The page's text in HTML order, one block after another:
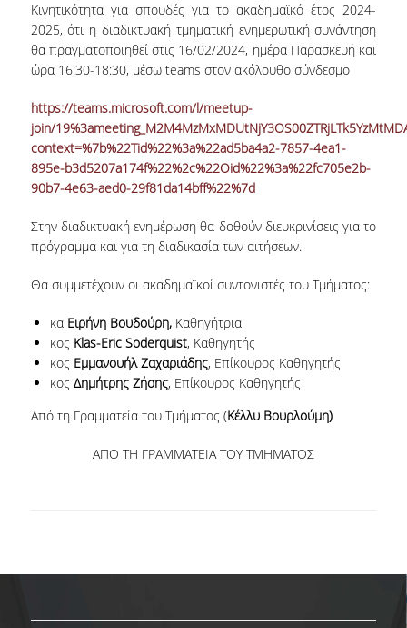
TESTIMONIALS
ΒΡΑΒΕΙΑ ΕΞΑΙΡΕΤΙΚΗΣ ΕΠΙΔΟΣΗΣ ΣΤΗ
ΔΙΔΑΣΚΑΛΙΑ
ΑΝΘΡΩΠΙΝΟ ΔΥΝΑΜΙΚΟ
ΠΡΟΣΩΠΙΚΟ ΤΟΥ ΤΜΗΜΑΤΟΣ
ΜΕΛΗ ΔΕΠ
ΕΠΙΤΙΜΟΙ ΔΙΔΑΚΤΟΡΕΣ
ΕΠΙΣΚΕΠΤΕΣ ΚΑΘΗΓΗΤΕΣ
ΜΕΛΗ Ε.ΔΙ.Π.
ΜΕΛΗ Ε.Τ.Ε.Π.
ΔΙΟΙΚΗΤΙΚΟ ΠΡΟΣΩΠΙΚΟ
ΜΕΤΑΔΙΔΑΚΤΟΡΙΚΟΙ ΕΡΕΥΝΗΤΕΣ
Κινητικότητα για σπουδές για το ακαδημαϊκό έτος 2024-
2025, ότι η διαδικτυακή τμηματική ενημερωτική συνάντηση
θα πραγματοποιηθεί στις 16/02/2024, ημέρα Παρασκευή και
ώρα 16:30-18:30, μέσω teams στον ακόλουθο σύνδεσμο
https://teams.microsoft.com/l/meetup-
join/
context=%7b%22Tid%22%3a%22ad5ba4a2-7857-4ea1-
895e-b3d5207a174f%22%2c%22Oid%22%3a%22fc705e2b-
90b7-4e63-aed0-29f81da14bff%22%7d
Στην διαδικτυακή ενημέρωση θα δοθούν διευκρινίσεις για το
πρόγραμμα και για τη διαδικασία των αιτήσεων.
Θα συμμετέχουν οι ακαδημαϊκοί συντονιστές του Τμήματος:
κα Ειρήνη Βουδούρη,Καθηγήτρια
κος Klas-Eric Soderquist, Καθηγητής
κος Εμμανουήλ Ζαχαριάδης, Επίκουρος Καθηγητής
κος Δημήτρης Ζήσης, Επίκουρος Καθηγητής
Από τη Γραμματεία του Τμήματος (Κέλλυ Βουρλούμη)
ΑΠΟ ΤΗ ΓΡΑΜΜΑΤΕΙΑ ΤΟΥ ΤΜΗΜΑΤΟΣ